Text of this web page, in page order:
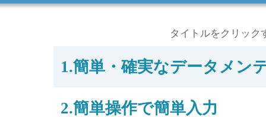
タイトルをクリッ
1.簡単・確実なデータメン
2.簡単操作で簡単入力